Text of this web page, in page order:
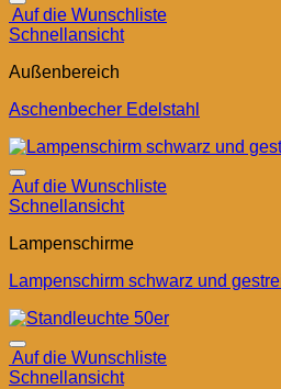
Auf die Wunschliste
Schnellansicht
Außenbereich
Aschenbecher Edelstahl
Auf die Wunschliste
Schnellansicht
Lampenschirme
Lampenschirm schwarz und
Auf die Wunschliste
Schnellansicht